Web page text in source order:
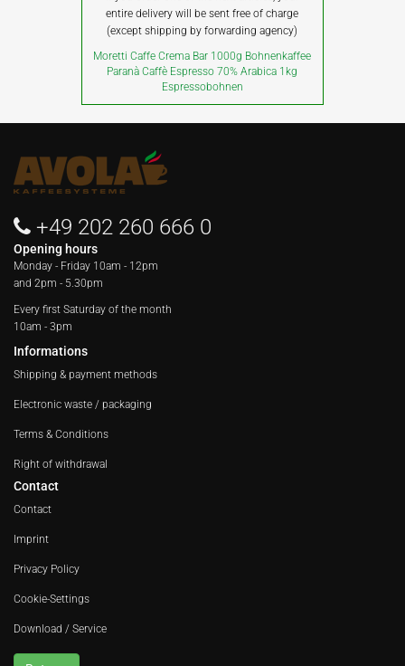
entire delivery will be sent free of charge
(except shipping by forwarding agency)
Moretti Caffe Crema Bar 1000g Bohnenkaffee
Paranà Caffè Espresso 70% Arabica 1kg
Espressobohnen
+49 202 260 666 0
Opening hours
Monday - Friday 10am - 12pm
and 2pm - 5.30pm
Every first Saturday of the month
10am - 3pm
Informations
Shipping & payment methods
Electronic waste / packaging
Terms & Conditions
Right of withdrawal
Contact
Contact
Imprint
Privacy Policy
Cookie-Settings
Download / Service